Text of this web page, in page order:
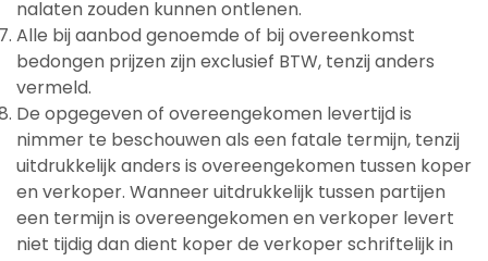
nalaten zouden kunnen ontlenen.
Alle bij aanbod genoemde of bij overeenkomst
bedongen prijzen zijn exclusief BTW, tenzij anders
vermeld.
De opgegeven of overeengekomen levertijd is
nimmer te beschouwen als een fatale termijn, tenzij
uitdrukkelijk anders is overeengekomen tussen koper
en verkoper. Wanneer uitdrukkelijk tussen partijen
een termijn is overeengekomen en verkoper levert
niet tijdig dan dient koper de verkoper schriftelijk in